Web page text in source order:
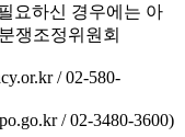
요하신 경우에는 아
쟁조정위원회
/ 02-580-
/ 02-3480-3600)